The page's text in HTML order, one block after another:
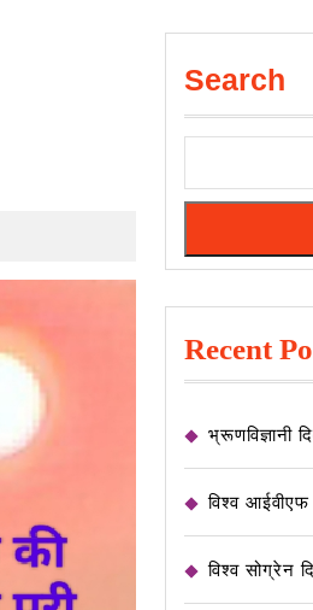
Search
Recent
भ्रूणविज्ञानी
विश्व
विश्व सोग्रेन